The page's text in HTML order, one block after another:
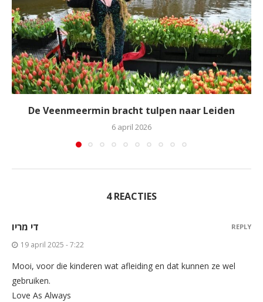
De Veenmeermin bracht tulpen naar Leiden
6 april 2026
4 REACTIES
די מריו
19 april 2025 - 7:22
Mooi, voor die kinderen wat afleiding en dat kunnen ze wel
gebruiken.
Love As Always
REPLY